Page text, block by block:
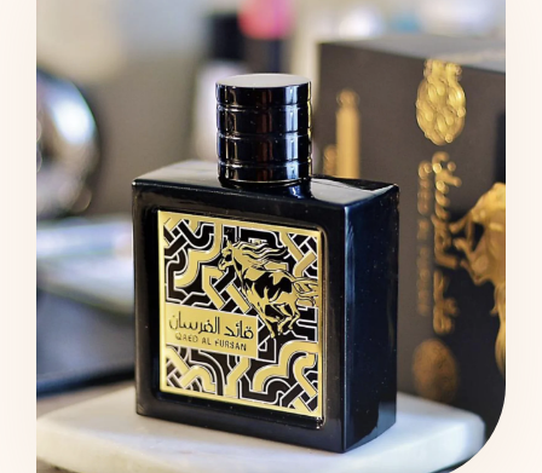
HOMBRE
MUJER
MUESTRAS
LATTAFA
MARCAS